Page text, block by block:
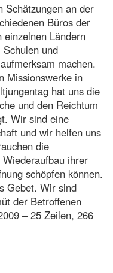
Schätzungen an der
Büros der
einzelnen Ländern
und
machen.
Missionswerke in
hat uns die
und den Reichtum
Wir sind eine
und wir helfen uns
die
ihrer
schöpfen können.
Gebet. Wir sind
der Betroffenen
– 25 Zeilen, 266